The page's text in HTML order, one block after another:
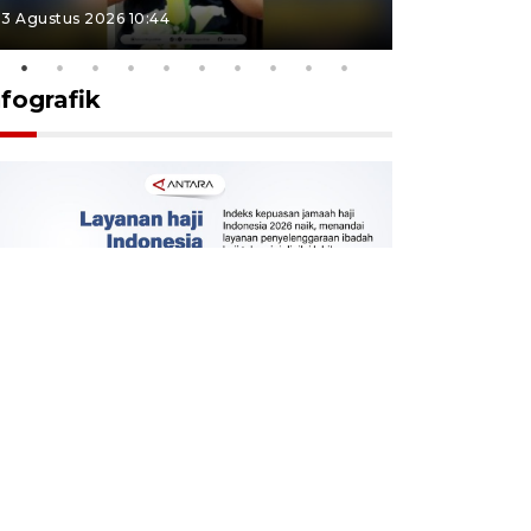
3 Agustus 2026 10:44